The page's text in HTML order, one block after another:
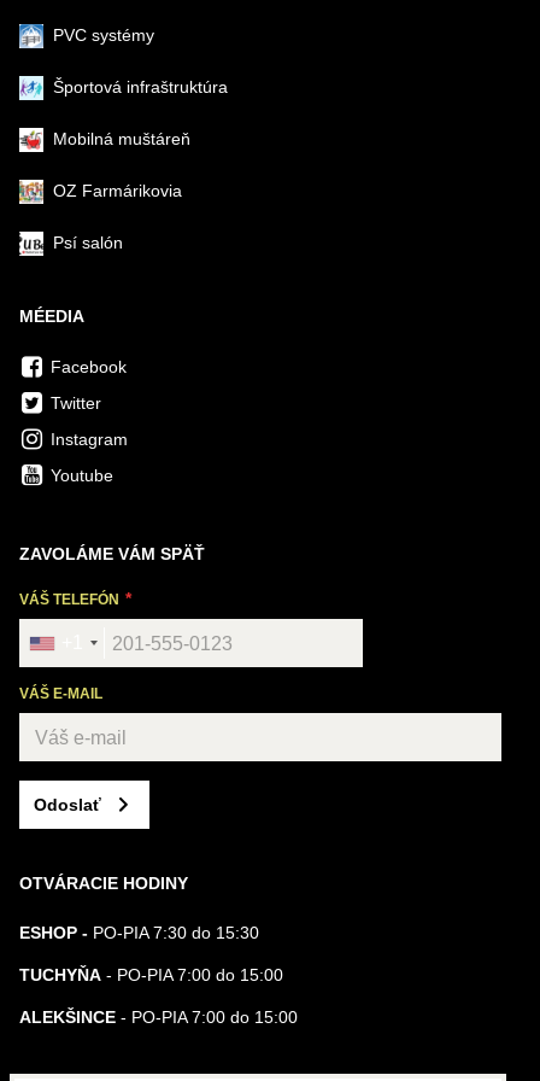
PVC systémy
Športová infraštruktúra
Mobilná muštáreň
OZ Farmárikovia
Psí salón
MÉEDIA
Facebook
Twitter
Instagram
Youtube
ZAVOLÁME VÁM SPÄŤ
VÁŠ TELEFÓN
VÁŠ E-MAIL
Odoslať
OTVÁRACIE HODINY
ESHOP - PO-PIA 7:30 do 15:30
TUCHYŇA - PO-PIA 7:00 do 15:00
ALEKŠINCE - PO-PIA 7:00 do 15:00